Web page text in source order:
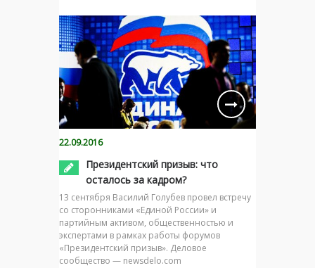
22.09.2016
Президентский призыв: что
осталось за кадром?
13 сентября Василий Голубев провел встречу
со сторонниками «Единой России» и
партийным активом, общественностью и
экспертами в рамках работы форумов
«Президентский призыв». Деловое
сообщество — newsdelo.com